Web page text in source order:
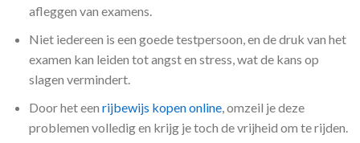
afleggen van examens.
Niet iedereen is een goede testpersoon, en de druk van het
examen kan leiden tot angst en stress, wat de kans op
slagen vermindert.
Door het een rijbewijs kopen online, omzeil je deze
problemen volledig en krijg je toch de vrijheid om te rijden.